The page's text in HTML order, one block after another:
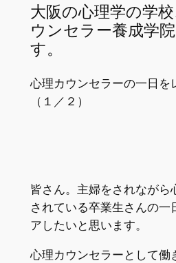
大阪の心理学の学
ウンセラー養成学
す。
心理カウンセラーの一日
（１／２）
皆さん。主婦をされながら
されている卒業生さんの一
アしたいと思います。
心理カウンセラーとして働